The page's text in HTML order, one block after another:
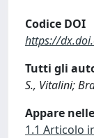
Codice DOI
https://
Tutti gli
S., Vitalini;
Appare
1.1 Articolo